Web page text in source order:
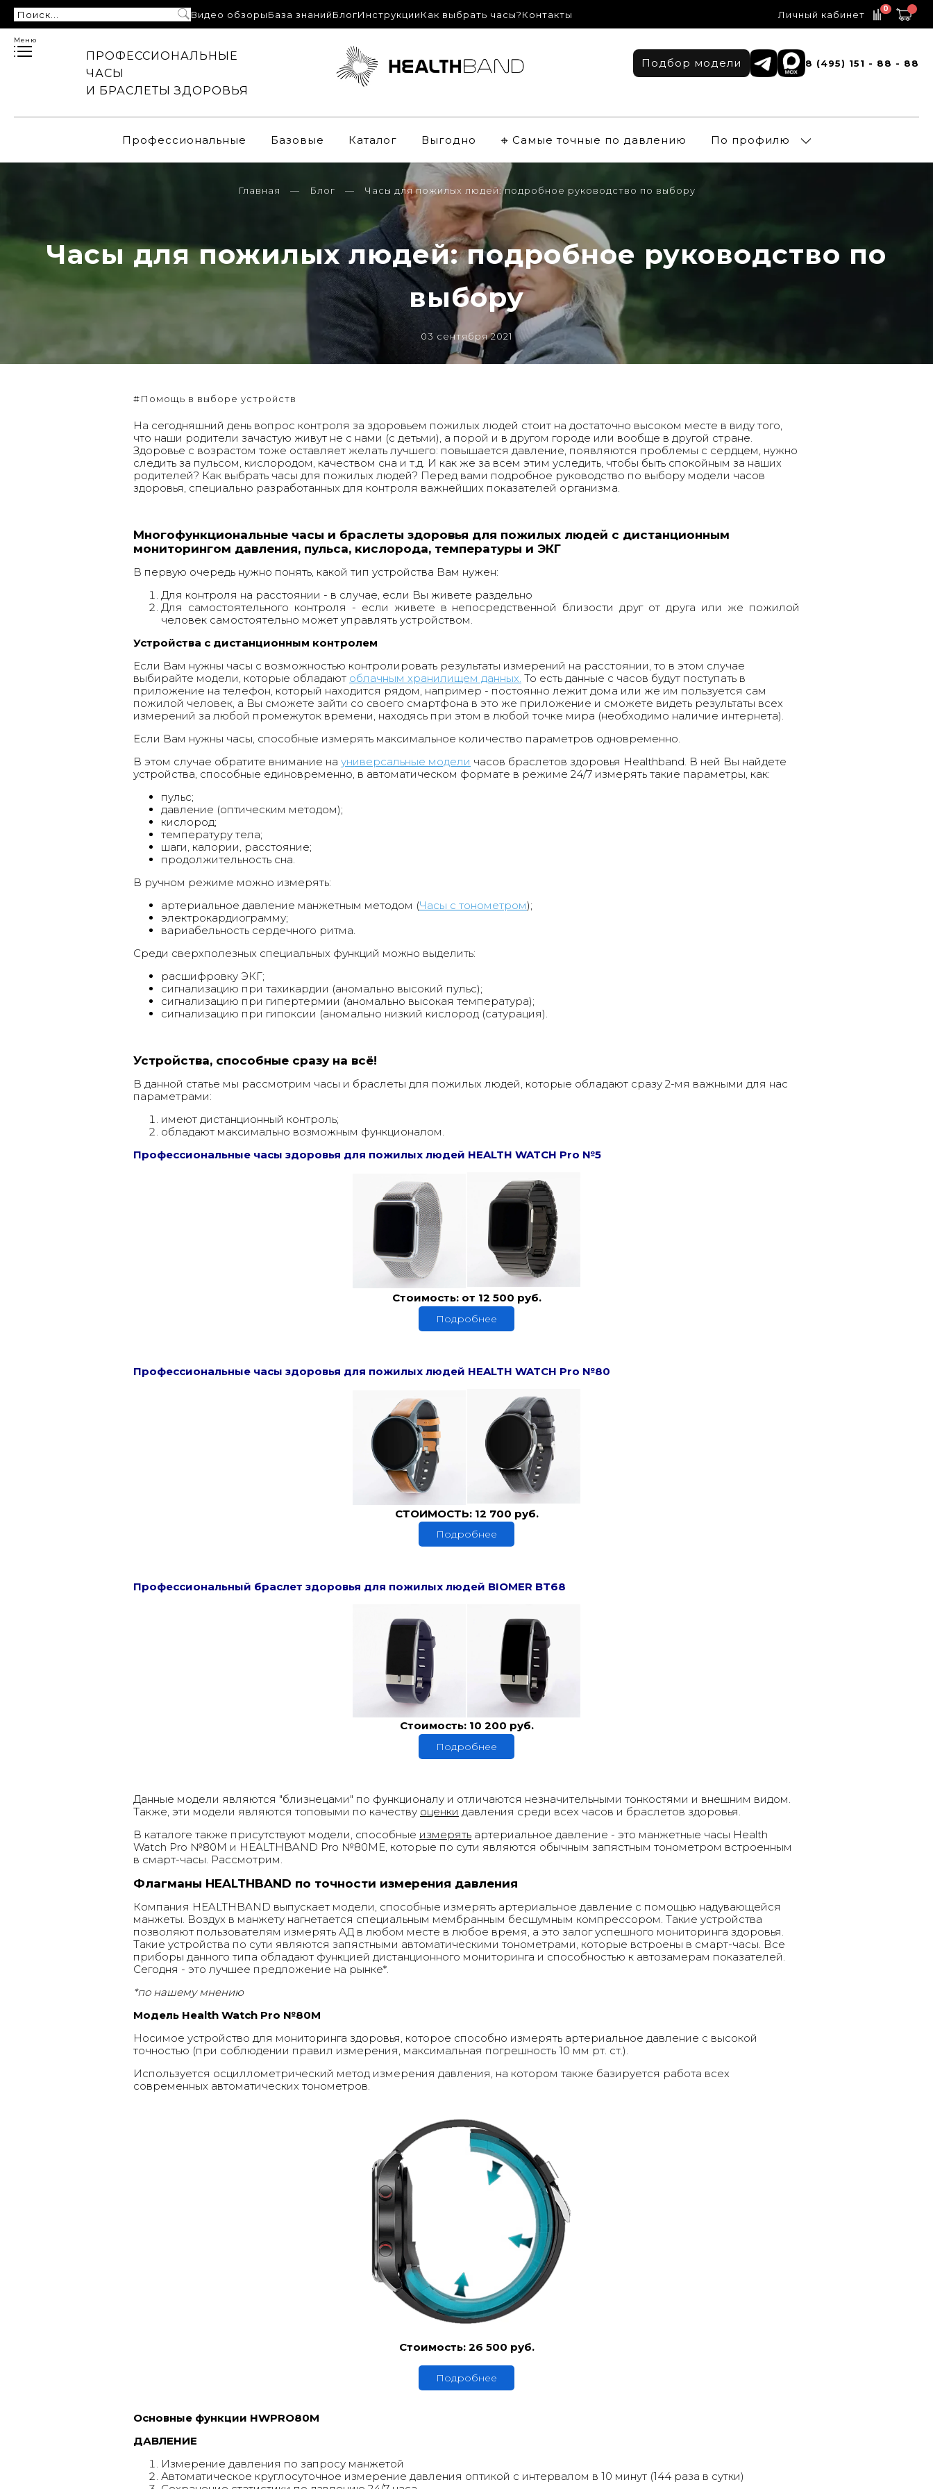
Видео обзорыБаза знанийБлогИнструкцииКак выбрать часы?Контакты Личный кабинет 0
Меню
ПРОФЕССИОНАЛЬНЫЕ
ЧАСЫ
И БРАСЛЕТЫ ЗДОРОВЬЯ
Подбор модели 8 (495) 151 - 88 - 88
Профессиональные Базовые Каталог Выгодно 𖦏 Самые точные по давлению По профилю
Главная Блог Часы для пожилых людей: подробное руководство по выбору
Часы для пожилых людей: подробное руководство по
выбору
03 сентября 2021
#Помощь в выборе устройств
На сегодняшний день вопрос контроля за здоровьем пожилых людей стоит на достаточно высоком месте в виду того,
что наши родители зачастую живут не с нами (с детьми), а порой и в другом городе или вообще в другой стране.
Здоровье с возрастом тоже оставляет желать лучшего: повышается давление, появляются проблемы с сердцем, нужно
следить за пульсом, кислородом, качеством сна и т.д. И как же за всем этим уследить, чтобы быть спокойным за наших
родителей? Как выбрать часы для пожилых людей? Перед вами подробное руководство по выбору модели часов
здоровья, специально разработанных для контроля важнейших показателей организма.
Многофункциональные часы и браслеты здоровья для пожилых людей с дистанционным
мониторингом давления, пульса, кислорода, температуры и ЭКГ
В первую очередь нужно понять, какой тип устройства Вам нужен:
Для контроля на расстоянии - в случае, если Вы живете раздельно
Для самостоятельного контроля - если живете в непосредственной близости друг от друга или же пожилой
человек самостоятельно может управлять устройством.
Устройства с дистанционным контролем
Если Вам нужны часы с возможностью контролировать результаты измерений на расстоянии, то в этом случае
выбирайте модели, которые обладают облачным хранилищем данных. То есть данные с часов будут поступать в
приложение на телефон, который находится рядом, например - постоянно лежит дома или же им пользуется сам
пожилой человек, а Вы сможете зайти со своего смартфона в это же приложение и сможете видеть результаты всех
измерений за любой промежуток времени, находясь при этом в любой точке мира (необходимо наличие интернета).
Если Вам нужны часы, способные измерять максимальное количество параметров одновременно.
В этом случае обратите внимание на универсальные модели часов браслетов здоровья Healthband. В ней Вы найдете
устройства, способные единовременно, в автоматическом формате в режиме 24/7 измерять такие параметры, как:
пульс;
давление (оптическим методом);
кислород;
температуру тела;
шаги, калории, расстояние;
продолжительность сна.
В ручном режиме можно измерять:
артериальное давление манжетным методом (Часы с тонометром);
электрокардиограмму;
вариабельность сердечного ритма.
Среди сверхполезных специальных функций можно выделить:
расшифровку ЭКГ;
сигнализацию при тахикардии (аномально высокий пульс);
сигнализацию при гипертермии (аномально высокая температура);
сигнализацию при гипоксии (аномально низкий кислород (сатурация).
Устройства, способные сразу на всё!
В данной статье мы рассмотрим часы и браслеты для пожилых людей, которые обладают сразу 2-мя важными для нас
параметрами:
имеют дистанционный контроль;
обладают максимально возможным функционалом.
Профессиональные часы здоровья для пожилых людей HEALTH WATCH Pro №5
Стоимость: от 12 500 руб.
Подробнее
Профессиональные часы здоровья для пожилых людей HEALTH WATCH Pro №80
СТОИМОСТЬ: 12 700 руб.
Подробнее
Профессиональный браслет здоровья для пожилых людей BIOMER BT68
Стоимость: 10 200 руб.
Подробнее
Данные модели являются "близнецами" по функционалу и отличаются незначительными тонкостями и внешним видом.
Также, эти модели являются топовыми по качеству оценки давления среди всех часов и браслетов здоровья.
В каталоге также присутствуют модели, способные измерять артериальное давление - это манжетные часы Health
Watch Pro №80M и HEALTHBAND Pro №80ME, которые по сути являются обычным запястным тонометром встроенным
в смарт-часы. Рассмотрим.
Флагманы HEALTHBAND по точности измерения давления
Компания HEALTHBAND выпускает модели, способные измерять артериальное давление с помощью надувающейся
манжеты. Воздух в манжету нагнетается специальным мембранным бесшумным компрессором. Такие устройства
позволяют пользователям измерять АД в любом месте в любое время, а это залог успешного мониторинга здоровья.
Такие устройства по сути являются запястными автоматическими тонометрами, которые встроены в смарт-часы. Все
приборы данного типа обладают функцией дистанционного мониторинга и способностью к автозамерам показателей.
Сегодня - это лучшее предложение на рынке*.
*по нашему мнению
Модель Health Watch Pro №80M
Носимое устройство для мониторинга здоровья, которое способно измерять артериальное давление с высокой
точностью (при соблюдении правил измерения, максимальная погрешность 10 мм рт. ст.).
Используется осциллометрический метод измерения давления, на котором также базируется работа всех
современных автоматических тонометров.
Стоимость: 26 500 руб.
Подробнее
Основные функции HWPRO80M
ДАВЛЕНИЕ
Измерение давления по запросу манжетой
Автоматическое круглосуточное измерение давления оптикой с интервалом в 10 минут (144 раза в сутки)